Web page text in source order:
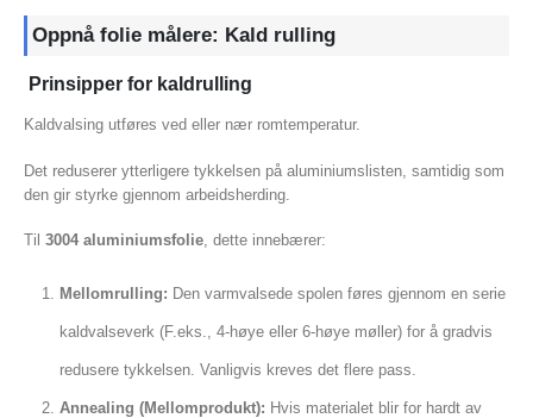
Oppnå folie målere: Kald rulling
Prinsipper for kaldrulling
Kaldvalsing utføres ved eller nær romtemperatur.
Det reduserer ytterligere tykkelsen på aluminiumslisten, samtidig som
den gir styrke gjennom arbeidsherding.
Til 3004 aluminiumsfolie, dette innebærer:
Mellomrulling: Den varmvalsede spolen føres gjennom en serie
kaldvalseverk (F.eks., 4-høye eller 6-høye møller) for å gradvis
redusere tykkelsen. Vanligvis kreves det flere pass.
Annealing (Mellomprodukt): Hvis materialet blir for hardt av